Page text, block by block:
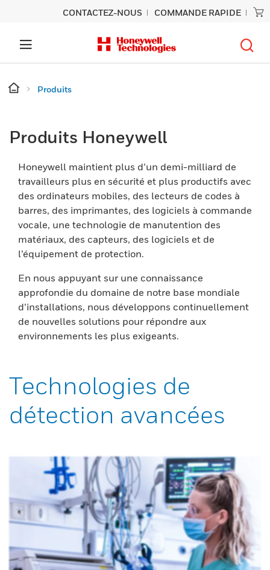
CONTACTEZ-NOUS COMMANDE RAPIDE
Produits
Produits Honeywell
Honeywell maintient plus d’un demi-milliard de
travailleurs plus en sécurité et plus productifs avec
des ordinateurs mobiles, des lecteurs de codes à
barres, des imprimantes, des logiciels à commande
vocale, une technologie de manutention des
matériaux, des capteurs, des logiciels et de
l’équipement de protection.
En nous appuyant sur une connaissance
approfondie du domaine de notre base mondiale
d’installations, nous développons continuellement
de nouvelles solutions pour répondre aux
environnements les plus exigeants.
Technologies de
détection avancées